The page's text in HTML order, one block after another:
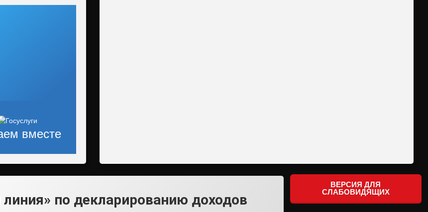
вместе
линия» по декларированию доходов
ВЕРСИЯ ДЛЯ
СЛАБОВИДЯЩИХ